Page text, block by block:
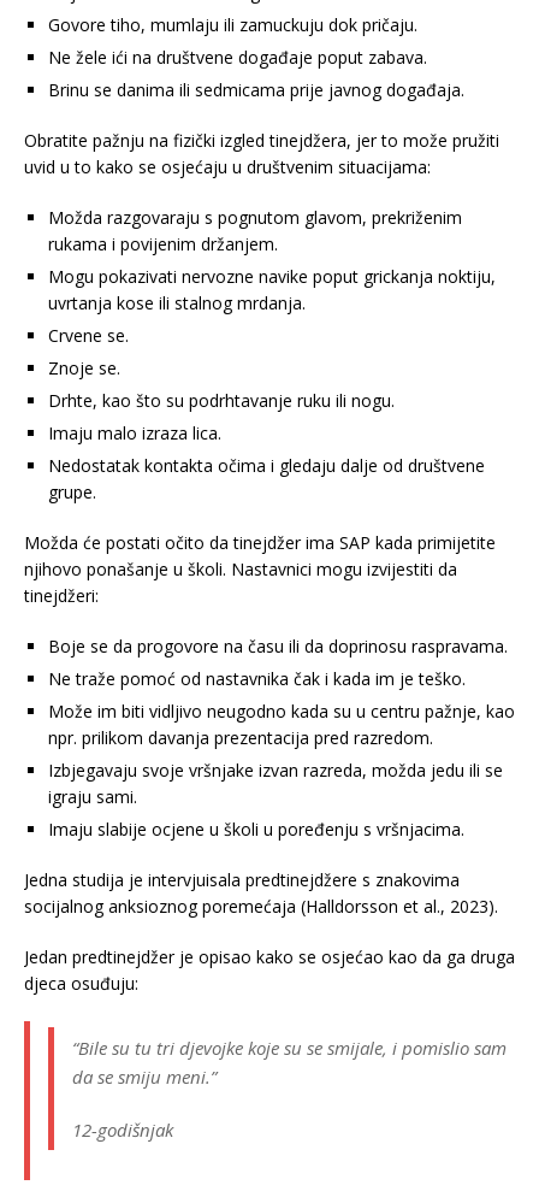
Govore tiho, mumlaju ili zamuckuju dok pričaju.
Ne žele ići na društvene događaje poput zabava.
Brinu se danima ili sedmicama prije javnog događaja.
Obratite pažnju na fizički izgled tinejdžera, jer to može pružiti
uvid u to kako se osjećaju u društvenim situacijama:
Možda razgovaraju s pognutom glavom, prekriženim
rukama i povijenim držanjem.
Mogu pokazivati nervozne navike poput grickanja noktiju,
uvrtanja kose ili stalnog mrdanja.
Crvene se.
Znoje se.
Drhte, kao što su podrhtavanje ruku ili nogu.
Imaju malo izraza lica.
Nedostatak kontakta očima i gledaju dalje od društvene
grupe.
Možda će postati očito da tinejdžer ima SAP kada primijetite
njihovo ponašanje u školi. Nastavnici mogu izvijestiti da
tinejdžeri:
Boje se da progovore na času ili da doprinosu raspravama.
Ne traže pomoć od nastavnika čak i kada im je teško.
Može im biti vidljivo neugodno kada su u centru pažnje, kao
npr. prilikom davanja prezentacija pred razredom.
Izbjegavaju svoje vršnjake izvan razreda, možda jedu ili se
igraju sami.
Imaju slabije ocjene u školi u poređenju s vršnjacima.
Jedna studija je intervjuisala predtinejdžere s znakovima
socijalnog anksioznog poremećaja (Halldorsson et al., 2023).
Jedan predtinejdžer je opisao kako se osjećao kao da ga druga
djeca osuđuju:
“Bile su tu tri djevojke koje su se smijale, i pomislio sam
da se smiju meni.”
12-godišnjak